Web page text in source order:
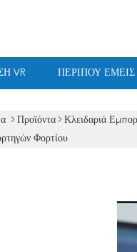
VR ΠΕΡΊΠΟΥ ΕΜΕΊΣ
Προϊόντα Κλειδαριά
Φορτίου